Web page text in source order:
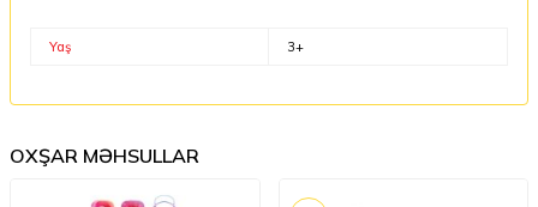
Yaş 3+
OXŞAR MƏHSULLAR